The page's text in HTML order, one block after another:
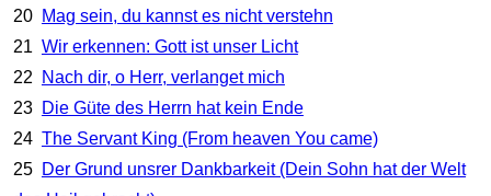
20 Mag sein, du kannst es nicht verstehn
21 Wir erkennen: Gott ist unser Licht
22
Nach dir, o Herr, verlanget mich
23 Die Güte des Herrn hat kein Ende
24 The Servant King (From heaven You came)
25 Der Grund unsrer Dankbarkeit (Dein Sohn hat der Welt